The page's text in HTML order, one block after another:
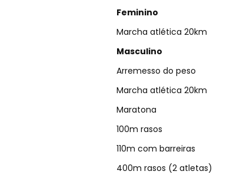
Feminino
Marcha atlética 20km
Masculino
Arremesso do peso
Marcha atlética 20km
Maratona
100m rasos
110m com barreiras
400m rasos (2 atletas)